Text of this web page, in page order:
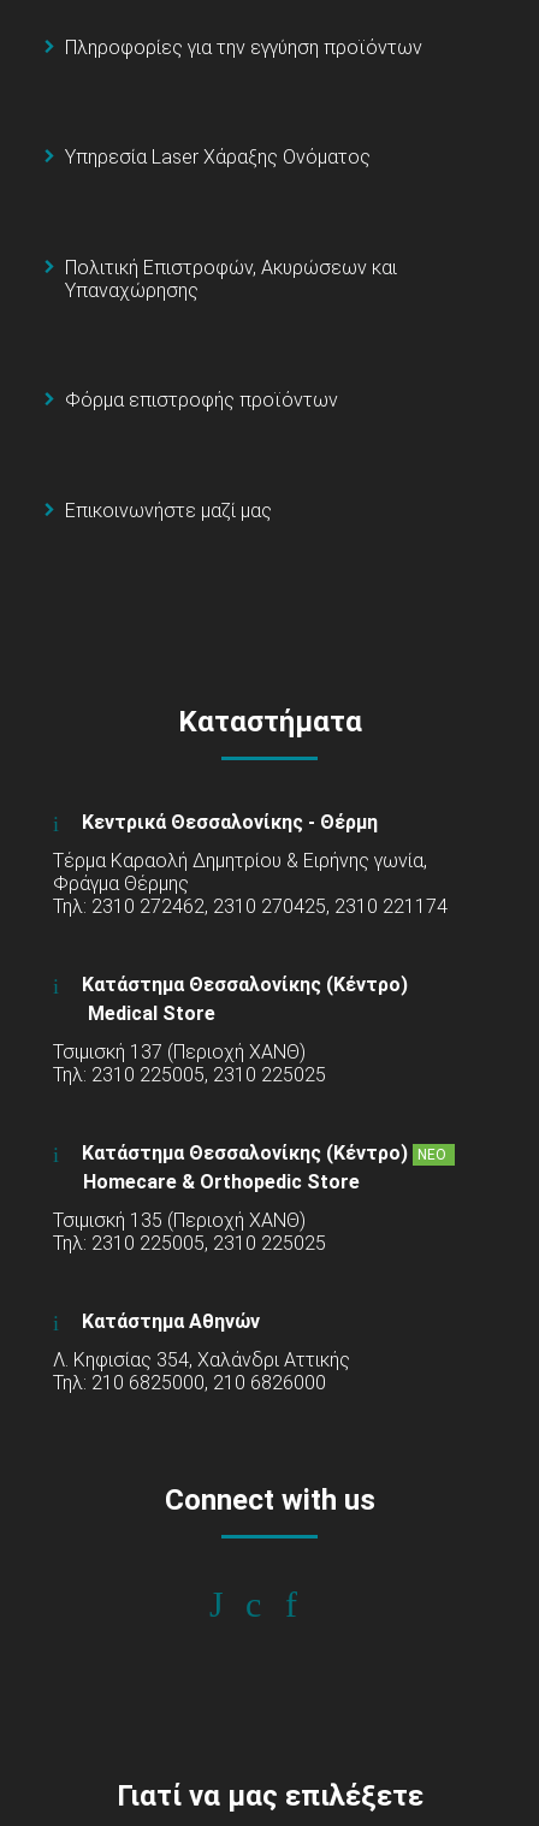
Πληροφορίες για την εγγύηση προϊόντων
Υπηρεσία Laser Χάραξης Ονόματος
Πολιτική Επιστροφών, Ακυρώσεων και
Υπαναχώρησης
Φόρμα επιστροφής προϊόντων
Επικοινωνήστε μαζί μας
Καταστήματα
Κεντρικά Θεσσαλονίκης - Θέρμη
Τέρμα Καραολή Δημητρίου & Ειρήνης γωνία,
Φράγμα Θέρμης
Τηλ: 2310 272462, 2310 270425, 2310 221174
Κατάστημα Θεσσαλονίκης (Κέντρο)
Medical Store
Τσιμισκή 137 (Περιοχή ΧΑΝΘ)
Τηλ: 2310 225005, 2310 225025
Κατάστημα Θεσσαλονίκης (Κέντρο) ΝΕΟ
Homecare & Orthopedic Store
Τσιμισκή 135 (Περιοχή ΧΑΝΘ)
Τηλ: 2310 225005, 2310 225025
Κατάστημα Αθηνών
Λ. Κηφισίας 354, Χαλάνδρι Αττικής
Τηλ: 210 6825000, 210 6826000
Connect with us
Γιατί να μας επιλέξετε